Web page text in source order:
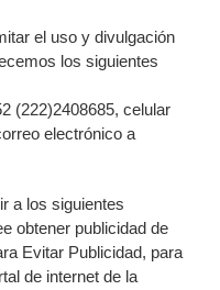
el uso y divulgación
los siguientes
(222)2408685, celular
electrónico a
a los siguientes
obtener publicidad de
Evitar Publicidad, para
de internet de la